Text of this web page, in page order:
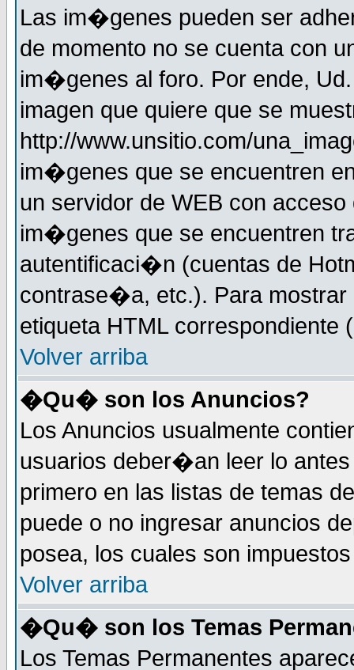
Las im�genes pueden ser
de momento no se cuenta con
im�genes al foro. Por ende,
imagen que quiere que se
http://www.unsitio.com/
im�genes que se encuentren
un servidor de WEB con
im�genes que se encuentren
autentificaci�n (cuentas de
contrase�a, etc.). Para mostrar
etiqueta HTML correspondiente
Volver arriba
�Qu� son los Anuncios?
Los Anuncios usualmente
usuarios deber�an leer lo
primero en las listas de temas
puede o no ingresar anuncios
posea, los cuales son
Volver arriba
�Qu� son los Temas
Los Temas Permanentes